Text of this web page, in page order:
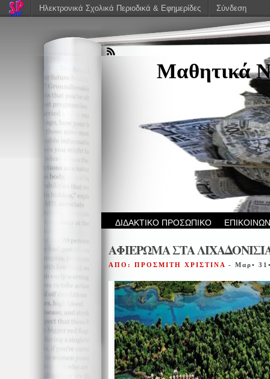
Μαθητικά
ΔΙΔΑΚΤΙΚΟ ΠΡΟΣΩΠΙΚΟ
ΑΦΙΕΡΩΜΑ ΣΤΑ
ΑΠΟ: ΠΡΟΣΜΙΤΗ ΧΡΙΣΤΙΝΑ - Μαρ•
Ηλεκτρονικά Σχολικά Περιοδικά & Εφημερίδες Σύνδεση